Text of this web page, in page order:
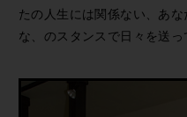
たの人生には関係ない、あ
な、のスタンスで日々を送っ